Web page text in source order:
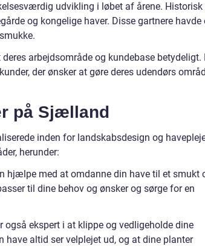
udvikling i løbet af årene. Historisk
og kongelige haver. Disse gartnere havde
arbejdsområde og kundebase betydeligt.
der ønsker at gøre deres udendørs
på Sjælland
inden for landskabsdesign og
herunder:
med at omdanne din have til et smukt
til dine behov og ønsker og sørge for en
ekspert i at klippe og vedligeholde dine
have altid ser velplejet ud, og at dine planter